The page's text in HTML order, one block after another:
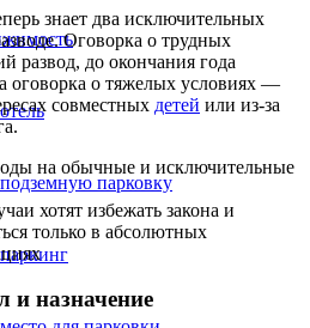
парковку
знает два исключительных
Оговорка о трудных
развод, до окончания года
оговорка о тяжелых условиях —
совместных детей или из-за
на обычные и исключительные
хотят избежать закона и
только в абсолютных
и назначение